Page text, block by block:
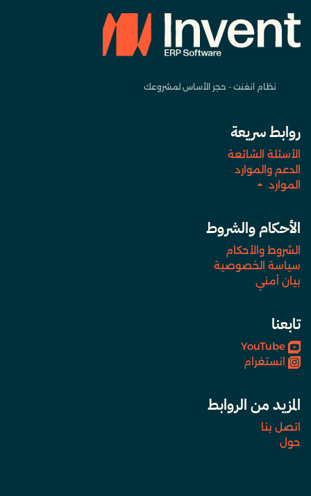
نظام انفنت - حجر الأساس لمشروعك
روابط سريعة
الأسئلة الشائعة
الدعم والموارد
الموارد
الأحكام والشروط
الشروط والأحكام
سياسة الخصوصية
بيان أمني
تابعنا
YouTube
انستغرام
المزيد من الروابط
اتصل بنا
حول